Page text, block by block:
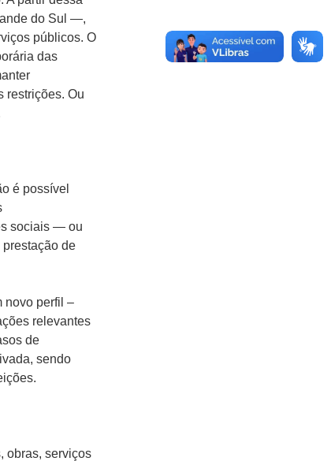
do Sul —,
públicos. O
das
restrições. Ou
é possível
sociais — ou
de
novo perfil –
relevantes
de
sendo
obras, serviços